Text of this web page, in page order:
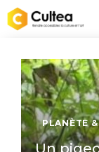
Aller
au
PLANÈTE
Un